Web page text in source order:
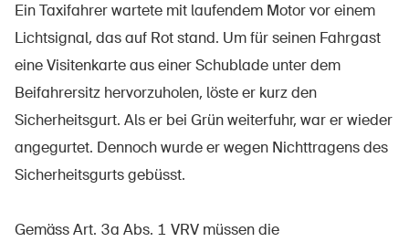
Über die BFU
Medien
Sinus Plus
Kampagnen
Ein Taxifahrer wartete mit laufendem Motor vor einem
Lichtsignal, das auf Rot stand. Um für seinen Fahrgast
eine Visitenkarte aus einer Schublade unter dem
Beifahrersitz hervorzuholen, löste er kurz den
Sicherheitsgurt. Als er bei Grün weiterfuhr, war er wieder
angegurtet. Dennoch wurde er wegen Nichttragens des
Sicherheitsgurts gebüsst.
Gemäss Art. 3a Abs. 1 VRV müssen die